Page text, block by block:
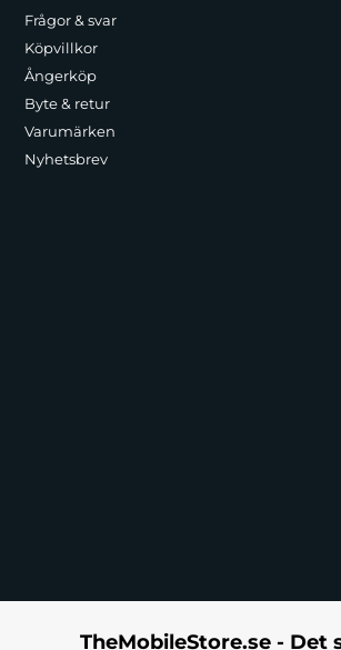
Frågor & svar
Köpvillkor
Ångerköp
Byte & retur
Varumärken
Nyhetsbrev
TheMobileStore.se -